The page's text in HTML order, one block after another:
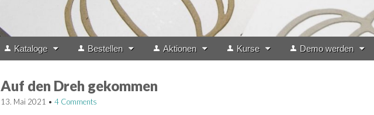
Kataloge Bestellen Aktionen Kurse Demo werden
Auf den Dreh gekommen
13. Mai 2021 • 4 Comments